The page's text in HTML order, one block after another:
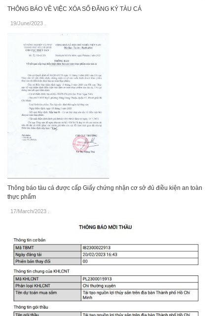
THÔNG BÁO VỀ VIỆC XÓA SỐ ĐĂNG KÝ TÀU CÁ
19/June/2023
Thông báo tàu cá được cấp Giấy chứng nhận cơ sở đủ điều kiện an toàn
thực phẩm
17/March/2023